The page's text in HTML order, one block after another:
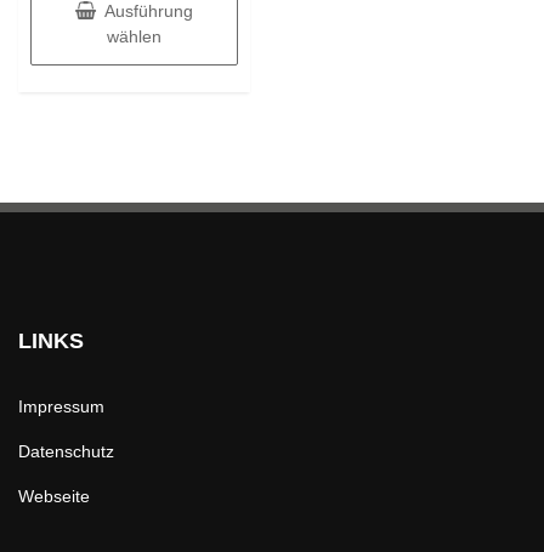
Ausführung
wählen
LINKS
Impressum
Datenschutz
Webseite